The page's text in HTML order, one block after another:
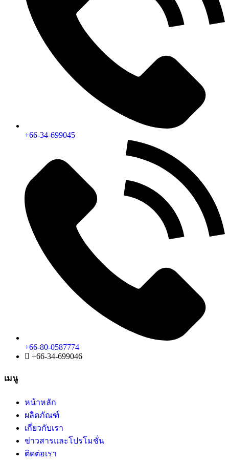
+66-34-699045
+66-80-0587774
+66-34-699046
เมนู
หน้าหลัก
ผลิตภัณฑ์
เกี่ยวกับเรา
ข่าวสารและโปรโมชั่น
ติดต่อเรา